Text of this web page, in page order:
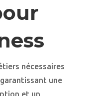
nécessaires
une
et un